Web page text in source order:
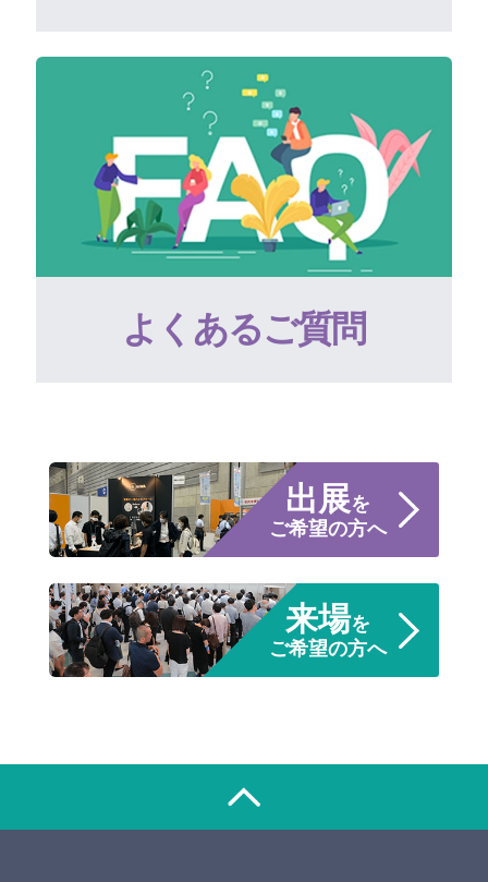
よくあるご質問
出展を
ご希望の方へ
来場を
ご希望の方へ